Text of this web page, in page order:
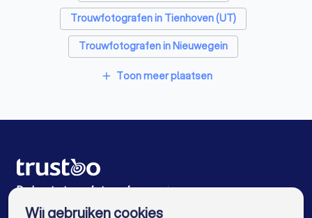
Trouwfotografen in Tienhoven (UT)
Trouwfotografen in Nieuwegein
Trouwfotografen in IJsselstein
Trouwfotografen in De Bilt
Trouwfotografen in Amsterdam
add Toon meer plaatsen
De beste trouwfotografen voor jou
Wij gebruiken cookies